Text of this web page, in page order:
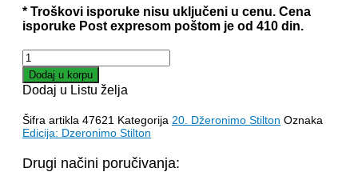
* Troškovi isporuke nisu uključeni u cenu. Cena
isporuke Post expresom poštom je od 410 din.
DŽERONIMO
STILTON
–
ČUDESNA
NOĆ
SA
VILENJACIMA
količina
Dodaj u korpu
Dodaj u Listu želja
Šifra artikla 47621 Kategorija 20. Džeronimo Stilton Oznaka
Edicija: Dzeronimo Stilton
Drugi načini poručivanja: